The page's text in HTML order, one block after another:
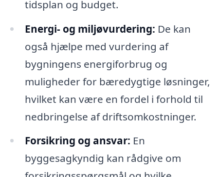
tidsplan og budget.
Energi- og miljøvurdering: De kan
også hjælpe med vurdering af
bygningens energiforbrug og
muligheder for bæredygtige løsninger,
hvilket kan være en fordel i forhold til
nedbringelse af driftsomkostninger.
Forsikring og ansvar: En
byggesagkyndig kan rådgive om